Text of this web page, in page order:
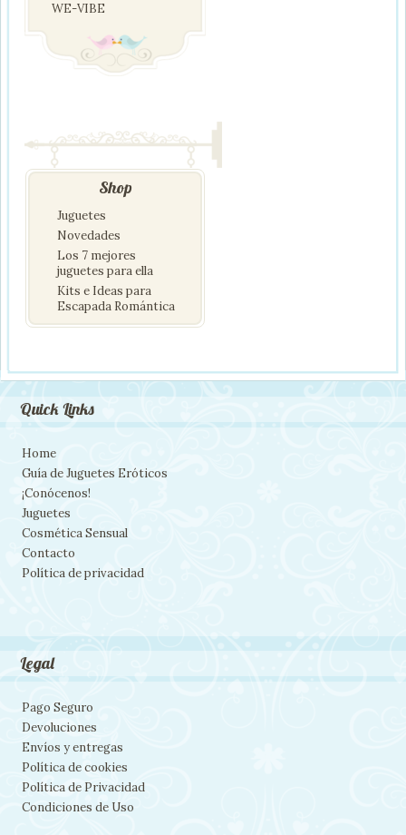
WE-VIBE
Shop
Juguetes
Novedades
Los 7 mejores
juguetes para ella
Kits e Ideas para
Escapada Romántica
Quick Links
Home
Guía de Juguetes Eróticos
¡Conócenos!
Juguetes
Cosmética Sensual
Contacto
Política de privacidad
Legal
Pago Seguro
Devoluciones
Envíos y entregas
Política de cookies
Política de Privacidad
Condiciones de Uso